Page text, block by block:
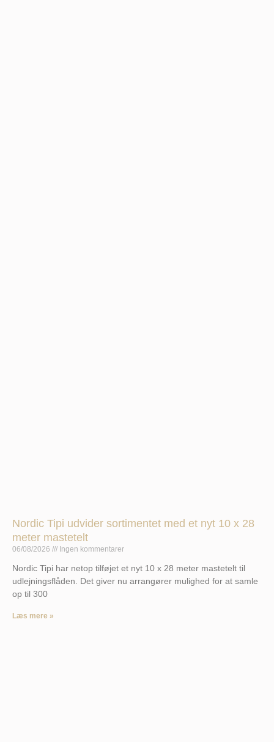
Nordic Tipi udvider sortimentet med et nyt 10 x 28
meter mastetelt
06/08/2026 Ingen kommentarer
Nordic Tipi har netop tilføjet et nyt 10 x 28 meter mastetelt til
udlejningsflåden. Det giver nu arrangører mulighed for at samle
op til 300
Læs mere »